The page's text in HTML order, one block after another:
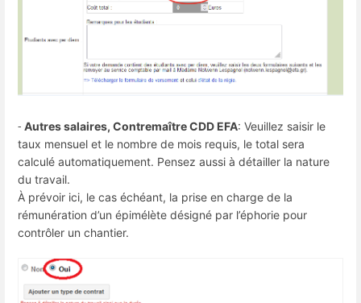
- Autres salaires, Contremaître CDD EFA: Veuillez saisir le
taux mensuel et le nombre de mois requis, le total sera
calculé automatiquement. Pensez aussi à détailler la nature
du travail.
À prévoir ici, le cas échéant, la prise en charge de la
rémunération d’un épimélète désigné par l’éphorie pour
contrôler un chantier.